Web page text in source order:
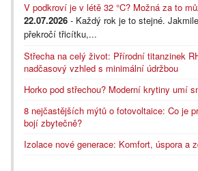
V podkroví je v létě 32 °C? Možná za to
22.07.2026 - Každý rok je to stejné.
překročí třicítku,...
Střecha na celý život: Přírodní titanzinek
nadčasový vzhled s minimální údržbou
Horko pod střechou? Moderní krytiny umí
8 nejčastějších mýtů o fotovoltaice: Co je
bojí zbytečně?
Izolace nové generace: Komfort, úspora a